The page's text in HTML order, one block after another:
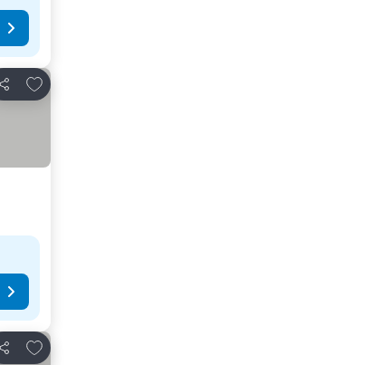
Teilen
Zu Favoriten hinzufügen
Teilen
Zu Favoriten hinzufügen